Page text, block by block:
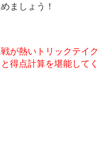
ましょう！
が熱いトリックテイク
得点計算を堪能してく